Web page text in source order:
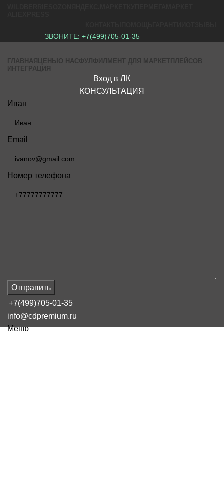
ЗВОНИТЕ:+7(499)705-01-35
ГЛАВНАЯ ЦЕНЫ О НАСФУЛФИЛМЕНТ ДЛЯ МАРКЕТПЛЕЙСОВ
ИНТЕГРАЦИЯ
Вход в ЛК
КОНСУЛЬТАЦИЯ
Иван
Email
Номер телефона
Отправить
+7(499)705-01-35
info@cdpremium.ru
Меню